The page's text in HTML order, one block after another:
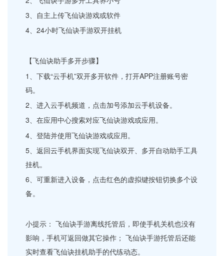
3、自主上传飞仙诀游戏或软件
4、24小时飞仙诀手游双开挂机
【飞仙诀助手多开步骤】
1、下载“云手机”双开多开软件，打开APP注册账号密
码。
2、进入云手机频道，点击加号添加云手机设备。
3、在应用中心搜索对应飞仙诀游戏或应用。
4、登陆并使用飞仙诀游戏或应用。
5、返回云手机界面实现飞仙诀双开、多开自动助手工具
挂机。
6、可重新进入设备，点击红色的虚拟键按钮切换多个设
备。
小提示： 飞仙诀手游离线托管后，即使手机关机也没有
影响，手机可返回做其它操作； 飞仙诀手游托管后还能
实时查看飞仙诀挂机助手的代练动态。